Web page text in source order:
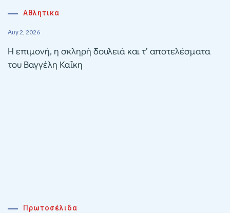
Αθλητικα
Αυγ 2, 2026
Η επιμονή, η σκληρή δουλειά και τ’ αποτελέσματα
του Βαγγέλη Καΐκη
Πρωτοσέλιδα